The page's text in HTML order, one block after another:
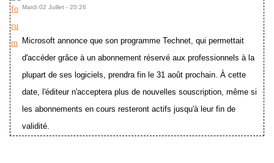
Mardi 02 Juillet - 20:26
Microsoft annonce que son programme Technet, qui permettait
d'accéder grâce à un abonnement réservé aux professionnels à la
plupart de ses logiciels, prendra fin le 31 août prochain. À cette
date, l'éditeur n'acceptera plus de nouvelles souscription, même si
les abonnements en cours resteront actifs jusqu'à leur fin de
validité.